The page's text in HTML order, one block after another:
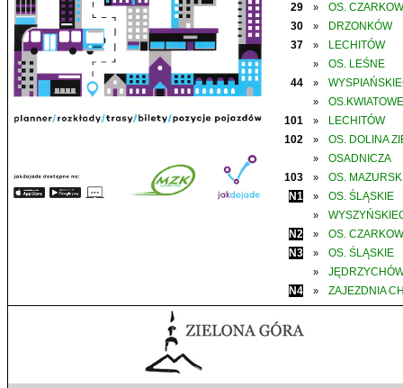
29
»
OS.
30
»
DRZONKÓW
37
» LECHITÓW
»
OS. LEŚNE
44
»
»
OS.KWIATOWE
101
»
LECHITÓW
102
» OS. DOLINA
»
OSADNICZA
103
»
OS.
N1
» OS. ŚLĄSKIE
»
N2
»
OS.
N3
» OS. ŚLĄSKIE
»
N4
» ZAJEZDNIA